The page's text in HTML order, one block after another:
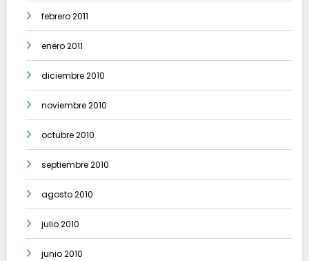
febrero 2011
enero 2011
diciembre 2010
noviembre 2010
octubre 2010
septiembre 2010
agosto 2010
julio 2010
junio 2010